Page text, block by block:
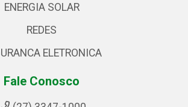
ENERGIA SOLAR
REDES
ELETRONICA
Fale Conosco